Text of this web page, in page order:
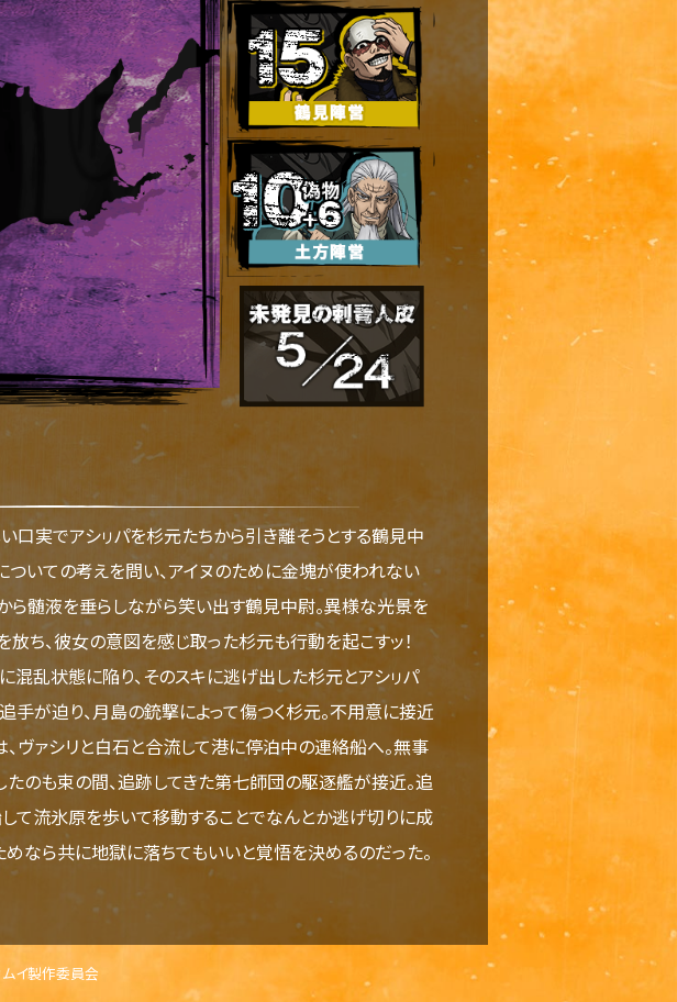
実でアシㇼパを杉元たちから引き離そうとする鶴見中
いての考えを問い、アイヌのために金塊が使われない
ら髄液を垂らしながら笑い出す鶴見中尉。異様な光景を
ち、彼女の意図を感じ取った杉元も行動を起こすッ！
乱状態に陥り、そのスキに逃げ出した杉元とアシㇼパ
が迫り、月島の銃撃によって傷つく杉元。不用意に接近
ヴァシリと白石と合流して港に停泊中の連絡船へ。無事
のも束の間、追跡してきた第七師団の駆逐艦が接近。追
て流氷原を歩いて移動することでなんとか逃げ切りに成
なら共に地獄に落ちてもいいと覚悟を決めるのだった。
イ製作委員会